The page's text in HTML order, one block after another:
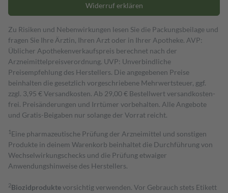
Widerruf erklären
Zu Risiken und Nebenwirkungen lesen Sie die Packungsbeilage und
fragen Sie Ihre Ärztin, Ihren Arzt oder in Ihrer Apotheke. AVP:
Üblicher Apothekenverkaufspreis berechnet nach der
Arzneimittelpreisverordnung. UVP: Unverbindliche
Preisempfehlung des Herstellers. Die angegebenen Preise
beinhalten die gesetzlich vorgeschriebene Mehrwertsteuer, ggf.
zzgl. 3,95 € Versandkosten. Ab 29,00 € Bestell­wert versand­kosten­
frei. Preisänderungen und Irrtümer vorbehalten. Alle Angebote
und Gratis-Beigaben nur solange der Vorrat reicht.
1 Eine pharmazeutische Prüfung der Arzneimittel und sonstigen
Produkte in deinem Warenkorb beinhaltet die Durchführung von
Wechselwirkungschecks und die Prüfung etwaiger
Anwendungshinweise des Herstellers.
2Biozidproduktevorsichtig verwenden. Vor Gebrauch stets Etikett